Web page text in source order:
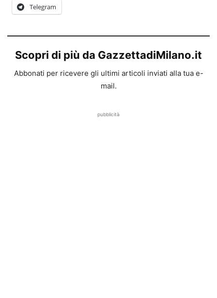
Telegram
Scopri di più da GazzettadiMilano.it
Abbonati per ricevere gli ultimi articoli inviati alla tua e-
mail.
pubblicità